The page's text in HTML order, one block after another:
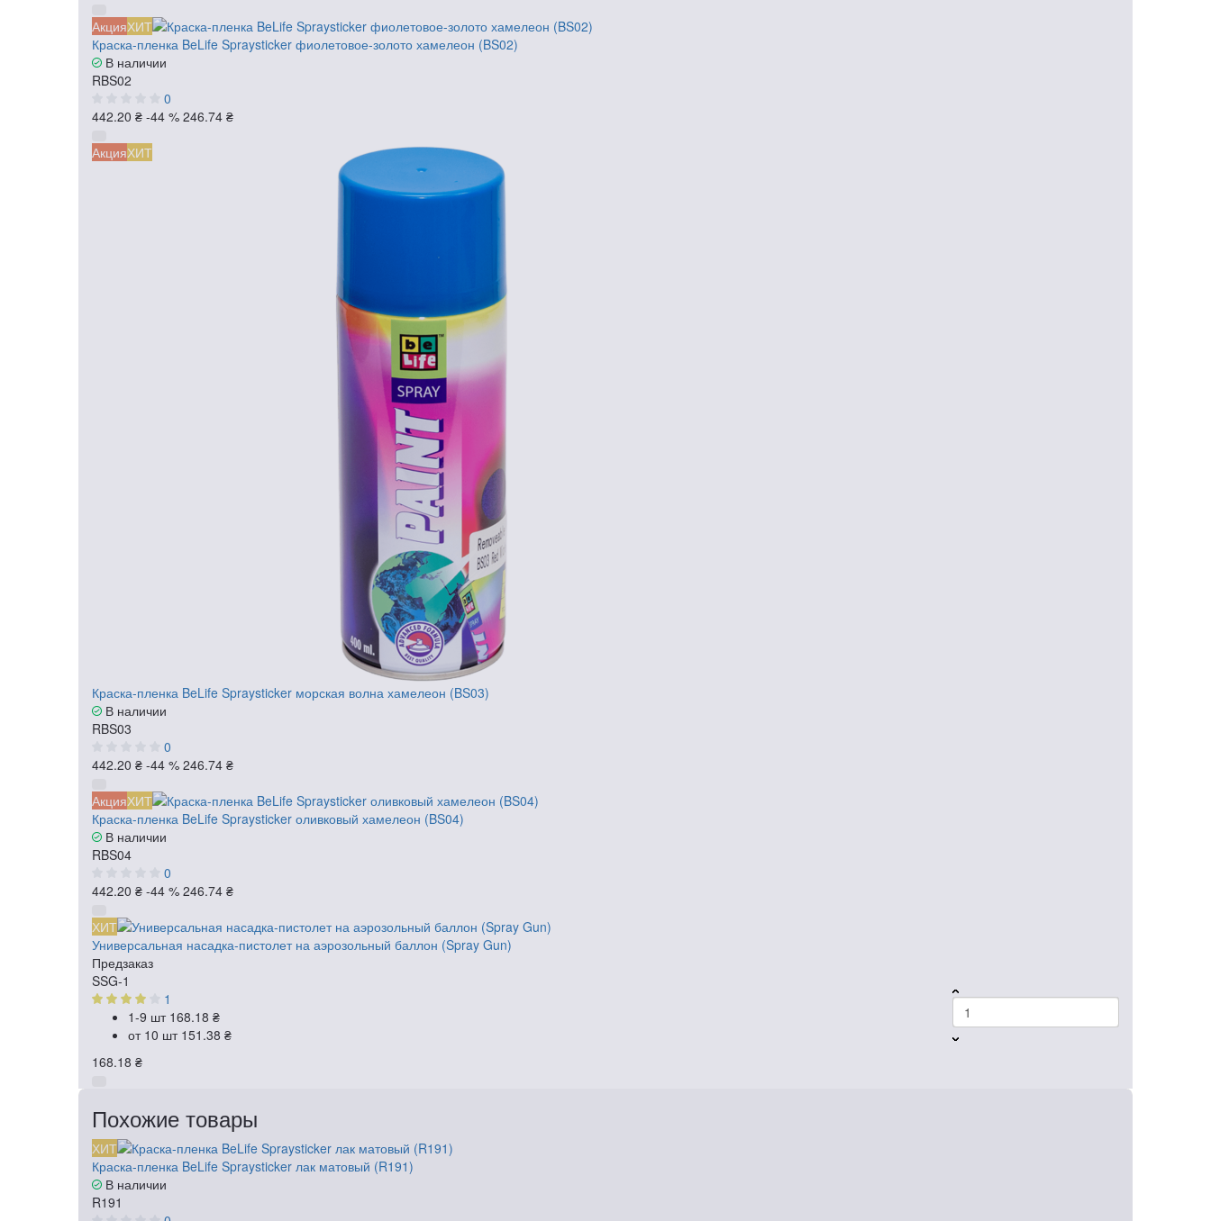
АкцияХИТ
Краска-пленка BeLife Spraysticker фиолетовое-золото хамелеон (BS02)
В наличии
RBS02
0
442.20 ₴ -44 % 246.74 ₴
АкцияХИТ
Краска-пленка BeLife Spraysticker морская волна хамелеон (BS03)
В наличии
RBS03
0
442.20 ₴ -44 % 246.74 ₴
АкцияХИТ
Краска-пленка BeLife Spraysticker оливковый хамелеон (BS04)
В наличии
RBS04
0
442.20 ₴ -44 % 246.74 ₴
ХИТ
Универсальная насадка-пистолет на аэрозольный баллон (Spray Gun)
Предзаказ
SSG-1
1
1-9 шт 168.18 ₴
от 10 шт 151.38 ₴
168.18 ₴
Похожие товары
ХИТ
Краска-пленка BeLife Spraysticker лак матовый (R191)
В наличии
R191